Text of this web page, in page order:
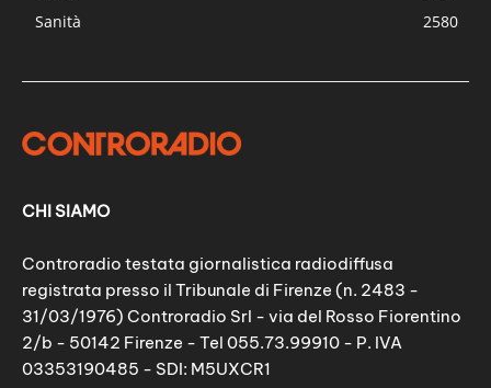
Sanità
2580
CHI SIAMO
Controradio testata giornalistica radiodiffusa
registrata presso il Tribunale di Firenze (n. 2483 -
31/03/1976) Controradio Srl - via del Rosso Fiorentino
2/b - 50142 Firenze - Tel 055.73.99910 - P. IVA
03353190485 - SDI: M5UXCR1